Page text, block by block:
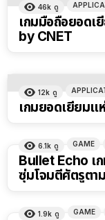
46k ดู
เกมมือถือยอดเ
by CNET
12k ดู
เกมยอดเยี่ยม
6.1k ดู GAME
Bullet Echo เ
ซุ่มโจมตีศัตรูตา
1.9k ดู GAME